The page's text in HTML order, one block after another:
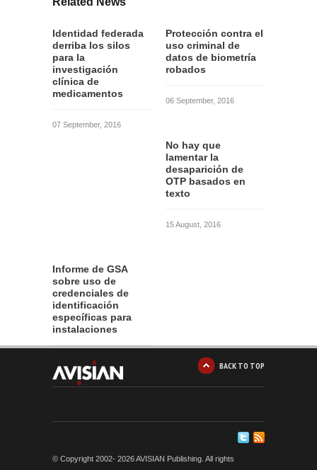
Identidad federada
derriba los silos
para la
investigación
clínica de
medicamentos
07 September, 2016
Protección contra el
uso criminal de
datos de biometría
robados
06 September, 2016
No hay que
lamentar la
desaparición de
OTP basados en
texto
15 August, 2016
Informe de GSA
sobre uso de
credenciales de
identificación
específicas para
instalaciones
12 August, 2016 BACK TO TOP
© Copyright 2002- 2026 AVISIAN Publishing. All rights